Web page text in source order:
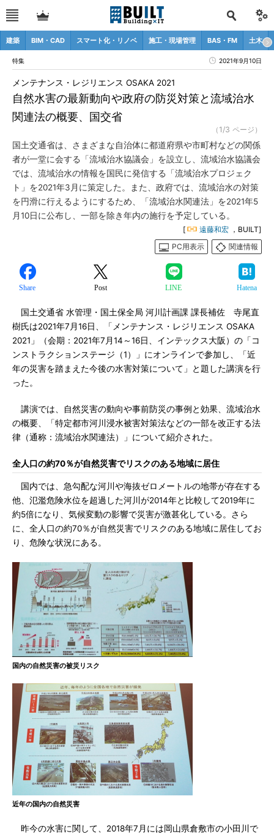
建築 BIM・CAD スマート化・リノベ 施工・現場管理 BAS・FM 土木
特集 2021年9月10日
自然水害の最新動向や政府の防災対策と流域治水
関連法の概要、国交省
メンテナンス・レジリエンス OSAKA 2021
（1/3 ページ）
国土交通省は、さまざまな自治体に都道府県や市町村などの関係
者が一堂に会する「流域治水協議会」を設立し、流域治水協議会
では、流域治水の情報を国民に発信する「流域治水プロジェク
ト」を2021年3月に策定した。また、政府では、流域治水の対策
を円滑に行えるようにするため、「流域治水関連法」を2021年5
月10日に公布し、一部を除き年内の施行を予定している。
[ 遠藤和宏 ，BUILT]
PC用表示
関連情報
Share Post LINE Hatena
国土交通省 水管理・国土保全局 河川計画課 課長補佐 寺尾直
樹氏は2021年7月16日、「メンテナンス・レジリエンス OSAKA
2021」（会期：2021年7月14～16日、インテックス大阪）の「コ
ンストラクションステージ（1）」にオンラインで参加し、「近
年の災害を踏まえた今後の水害対策について」と題した講演を行
った。
講演では、自然災害の動向や事前防災の事例と効果、流域治水
の概要、「特定都市河川浸水被害対策法などの一部を改正する法
律（通称：流域治水関連法）」について紹介された。
全人口の約70％が自然災害でリスクのある地域に居住
国内では、急勾配な河川や海抜ゼロメートルの地帯が存在する
他、氾濫危険水位を超過した河川が2014年と比較して2019年に
約5倍になり、気候変動の影響で災害が激甚化している。さら
に、全人口の約70％が自然災害でリスクのある地域に居住してお
り、危険な状況にある。
国内の自然災害の被災リスク
近年の国内の自然災害
昨今の水害に関して、2018年7月には岡山県倉敷市の小田川で